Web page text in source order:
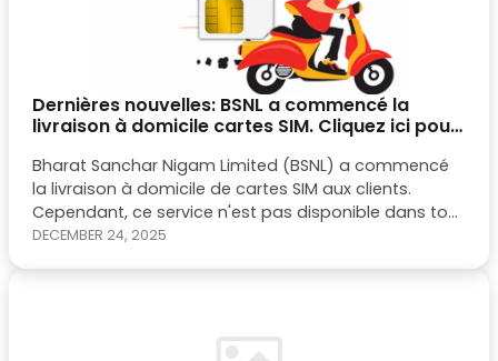
Dernières nouvelles: BSNL a commencé la
livraison à domicile cartes SIM. Cliquez ici pour
Bharat Sanchar Nigam Limited (BSNL) a commencé
la livraison à domicile de cartes SIM aux clients.
Cependant, ce service n'est pas disponible dans tout
le pays. Premièrement, BSNL offre des cartes SIM
DECEMBER 24, 2025